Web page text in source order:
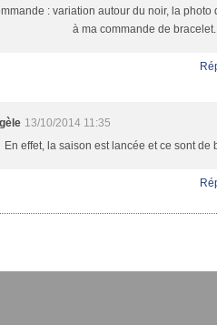
: variation autour du noir, la
à ma commande de
13/10/2014 11:35
En effet, la saison est lancée et ce sont